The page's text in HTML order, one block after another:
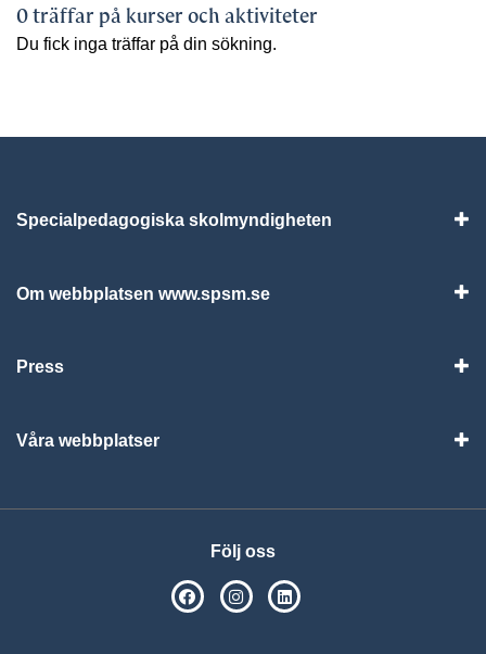
0 träffar på kurser och aktiviteter
Du fick inga träffar på din sökning.
Specialpedagogiska skolmyndigheten
Om webbplatsen www.spsm.se
Press
Våra webbplatser
Följ oss
SPSM på Facebook
SPSM på Instagram